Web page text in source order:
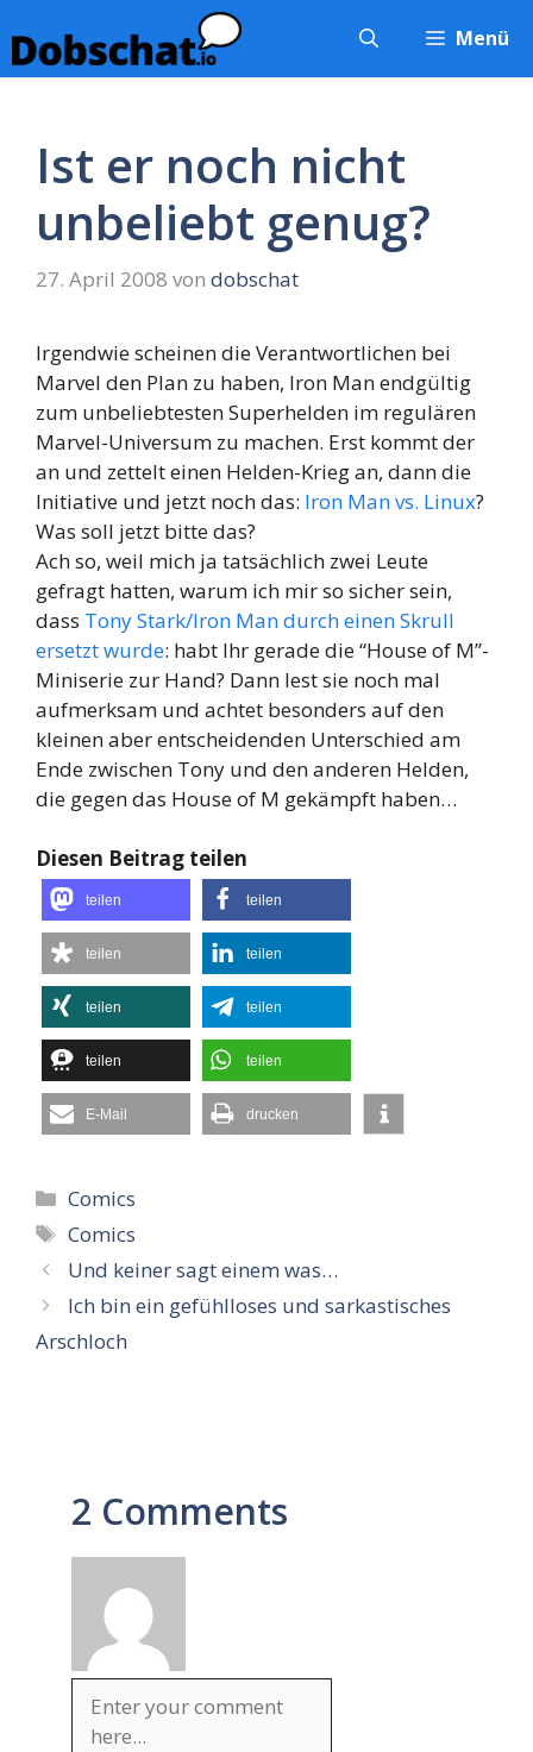
Inhalt
springen
Menü
Ist er noch nicht
unbeliebt genug?
27. April 2008 von dobschat
Irgendwie scheinen die Verantwortlichen bei
Marvel den Plan zu haben, Iron Man endgültig
zum unbeliebtesten Superhelden im regulären
Marvel-Universum zu machen. Erst kommt der
an und zettelt einen Helden-Krieg an, dann die
Initiative und jetzt noch das: Iron Man vs. Linux?
Was soll jetzt bitte das?
Ach so, weil mich ja tatsächlich zwei Leute
gefragt hatten, warum ich mir so sicher sein,
dass Tony Stark/Iron Man durch einen Skrull
ersetzt wurde: habt Ihr gerade die “House of M”-
Miniserie zur Hand? Dann lest sie noch mal
aufmerksam und achtet besonders auf den
kleinen aber entscheidenden Unterschied am
Ende zwischen Tony und den anderen Helden,
die gegen das House of M gekämpft haben…
Diesen Beitrag teilen
teilen teilen
teilen teilen
teilen teilen
teilen teilen
E-Mail drucken
Kategorien
Comics
Schlagwörter
Comics
Und keiner sagt einem was…
Ich bin ein gefühlloses und sarkastisches
Arschloch
2 Comments